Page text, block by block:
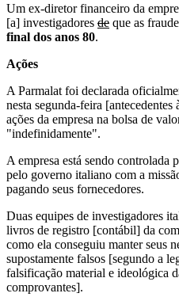
Um ex-diretor financeiro da
[a] investigadores de que as
final dos anos 80.
Ações
A Parmalat foi declarada
nesta segunda-feira
ações da empresa na bolsa de
"indefinidamente".
A empresa está sendo controlada
pelo governo italiano com a
pagando seus fornecedores.
Duas equipes de investigadores
livros de registro [contábil] da
como ela conseguiu manter seus
supostamente falsos [segundo a
falsificação material e ideológica
comprovantes].